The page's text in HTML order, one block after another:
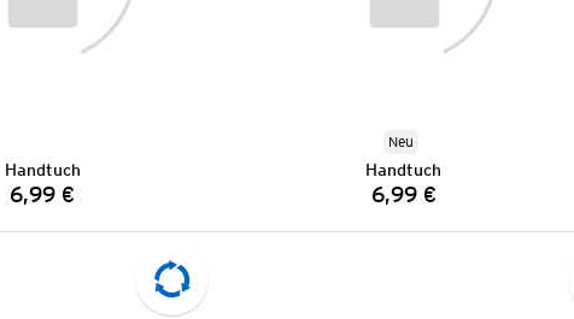
Handtuch
Preis:
6,99 €
Neu
Handtuch
Preis:
6,99 €